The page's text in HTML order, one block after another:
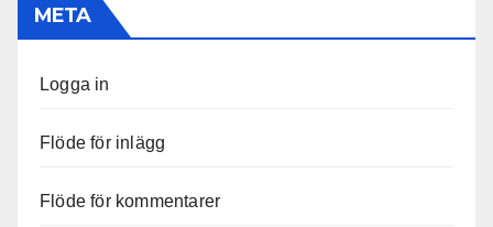
META
Logga in
Flöde för inlägg
Flöde för kommentarer